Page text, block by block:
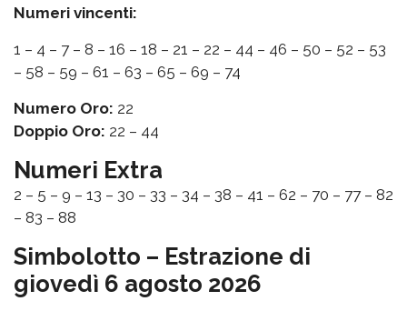
Numeri vincenti:
1 – 4 – 7 – 8 – 16 – 18 – 21 – 22 – 44 – 46 – 50 – 52 – 53
– 58 – 59 – 61 – 63 – 65 – 69 – 74
Numero Oro: 22
Doppio Oro: 22 – 44
Numeri Extra
2 – 5 – 9 – 13 – 30 – 33 – 34 – 38 – 41 – 62 – 70 – 77 – 82
– 83 – 88
Simbolotto – Estrazione di
giovedì 6 agosto 2026